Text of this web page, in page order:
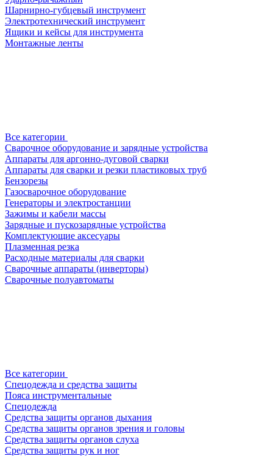
Шарнирно-губцевый инструмент
Электротехнический инструмент
Ящики и кейсы для инструмента
Монтажные ленты
Все категории
Сварочное оборудование и зарядные устройства
Аппараты для аргонно-дуговой сварки
Аппараты для сварки и резки пластиковых труб
Бензорезы
Газосварочное оборудование
Генераторы и электростанции
Зажимы и кабели массы
Зарядные и пускозарядные устройства
Комплектующие аксесуары
Плазменная резка
Расходные материалы для сварки
Сварочные аппараты (инверторы)
Сварочные полуавтоматы
Все категории
Спецодежда и средства защиты
Пояса инструментальные
Спецодежда
Средства защиты органов дыхания
Средства защиты органов зрения и головы
Средства защиты органов слуха
Средства защиты рук и ног